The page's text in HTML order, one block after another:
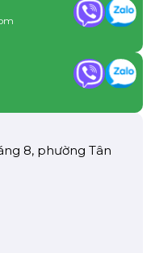
8, phường Tân